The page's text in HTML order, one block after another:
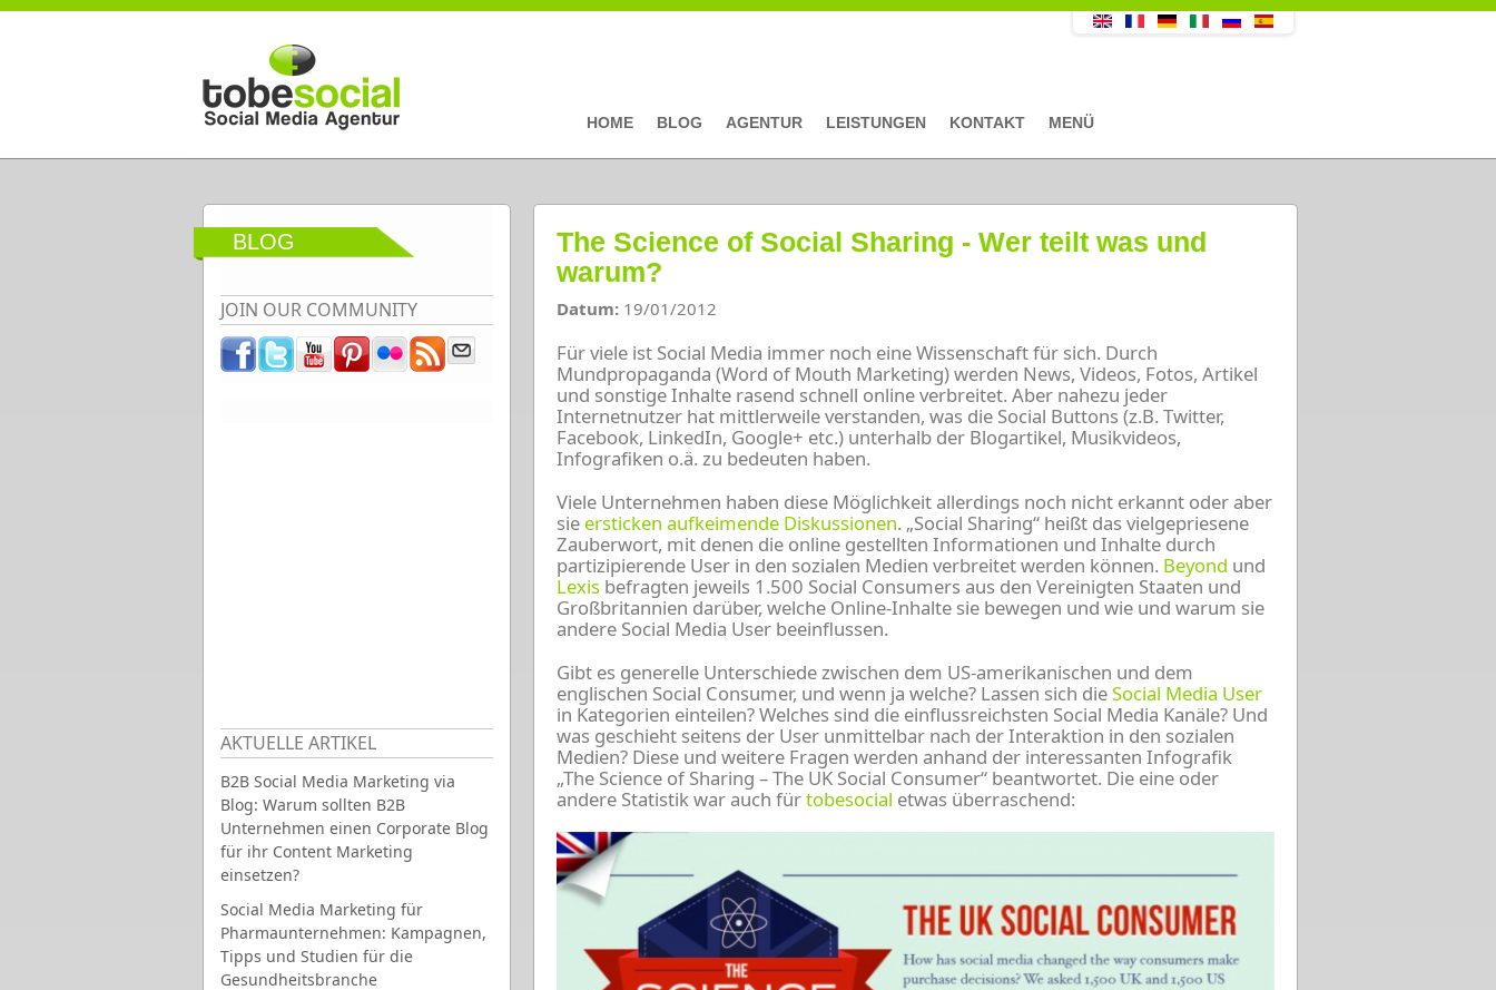
Direkt zum Inhalt
HOME BLOG AGENTUR LEISTUNGEN KONTAKT MENÜ
BLOG
JOIN OUR COMMUNITY
AKTUELLE ARTIKEL
B2B Social Media Marketing via
Blog: Warum sollten B2B
Unternehmen einen Corporate Blog
für ihr Content Marketing
einsetzen?
Social Media Marketing für
Pharmaunternehmen: Kampagnen,
Tipps und Studien für die
Gesundheitsbranche
The Science of Social Sharing - Wer teilt was und
warum?
Datum: 19/01/2012
Für viele ist Social Media immer noch eine Wissenschaft für sich. Durch
Mundpropaganda (Word of Mouth Marketing) werden News, Videos, Fotos, Artikel
und sonstige Inhalte rasend schnell online verbreitet. Aber nahezu jeder
Internetnutzer hat mittlerweile verstanden, was die Social Buttons (z.B. Twitter,
Facebook, LinkedIn, Google+ etc.) unterhalb der Blogartikel, Musikvideos,
Infografiken o.ä. zu bedeuten haben.
Viele Unternehmen haben diese Möglichkeit allerdings noch nicht erkannt oder aber
sie ersticken aufkeimende Diskussionen. „Social Sharing“ heißt das vielgepriesene
Zauberwort, mit denen die online gestellten Informationen und Inhalte durch
partizipierende User in den sozialen Medien verbreitet werden können. Beyond und
Lexis befragten jeweils 1.500 Social Consumers aus den Vereinigten Staaten und
Großbritannien darüber, welche Online-Inhalte sie bewegen und wie und warum sie
andere Social Media User beeinflussen.
Gibt es generelle Unterschiede zwischen dem US-amerikanischen und dem
englischen Social Consumer, und wenn ja welche? Lassen sich dieSocial Media User
in Kategorien einteilen? Welches sind die einflussreichsten Social Media Kanäle? Und
was geschieht seitens der User unmittelbar nach der Interaktion in den sozialen
Medien? Diese und weitere Fragen werden anhand der interessanten Infografik
„The Science of Sharing – The UK Social Consumer“ beantwortet. Die eine oder
andere Statistik war auch fürtobesocial etwas überraschend: